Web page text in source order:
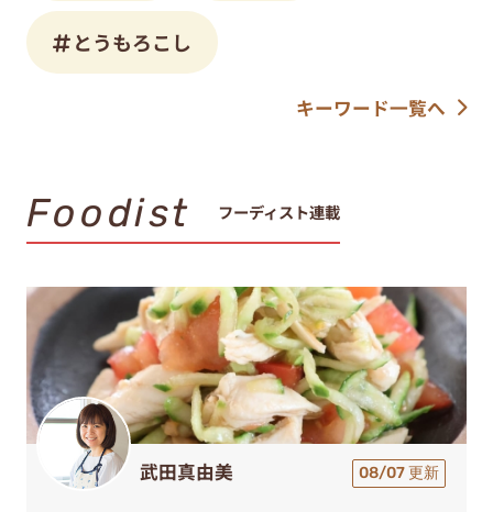
とうもろこし
キーワード一覧へ
Foodist フーディスト連載
武田真由美 08/07 更新